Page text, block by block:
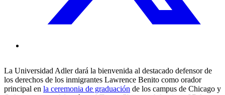
La Universidad Adler dará la bienvenida al destacado defensor de
los derechos de los inmigrantes Lawrence Benito como orador
principal en la ceremonia de graduación de los campus de Chicago y